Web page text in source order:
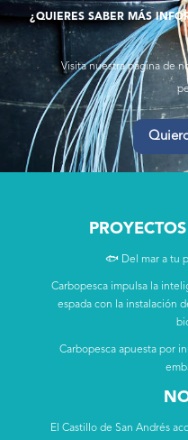
¿QUIERES SABER MÁS
Visita nuestra página de
🐟 Del mar a tu
Carbopesca impulsa la
espada con la instalación
Carbopesca apuesta por
El Castillo de San Andrés